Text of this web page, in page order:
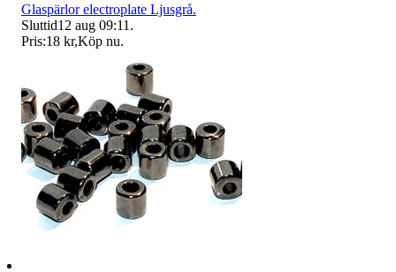
Glaspärlor electroplate Ljusgrå.
Sluttid12 aug 09:11 .
Pris:18 kr,Köp nu.